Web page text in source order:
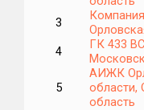
3
4
ГК 433
5
АИЖК
области,
область